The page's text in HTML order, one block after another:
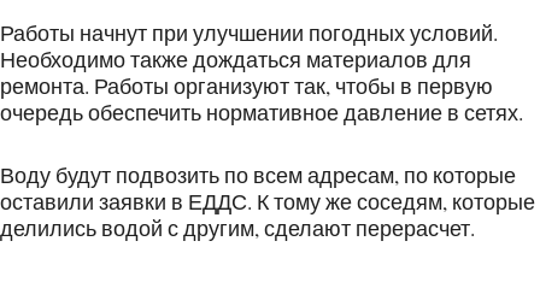
Работы начнут при улучшении погодных условий.
Необходимо также дождаться материалов для
ремонта. Работы организуют так, чтобы в первую
очередь обеспечить нормативное давление в сетях.
Воду будут подвозить по всем адресам, по которые
оставили заявки в ЕДДС. К тому же соседям, которые
делились водой с другим, сделают перерасчет.